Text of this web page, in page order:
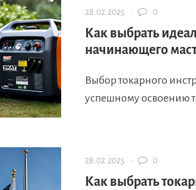
28.02.2025 · 0
Как выбрать
начинающего
Выбор токарного
успешному освоению
28.02.2025 · 0
Как выбрать